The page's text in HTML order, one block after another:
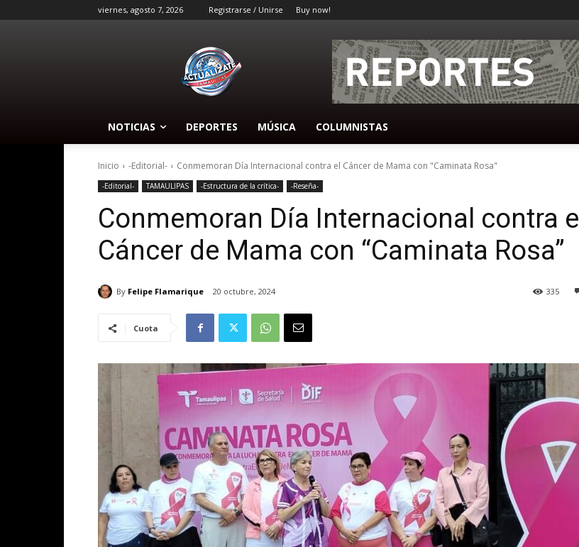
viernes, agosto 7, 2026 Registrarse / Unirse Buy now!
NOTICIAS DEPORTES MÚSICA COLUMNISTAS
Inicio -Editorial- Conmemoran Día Internacional contra el Cáncer de Mama con "Caminata Rosa"
-Editorial- TAMAULIPAS -Estructura de la crítica- -Reseña-
Conmemoran Día Internacional contra el
Cáncer de Mama con “Caminata Rosa”
By Felipe Flamarique 20 octubre, 2024 335
Cuota